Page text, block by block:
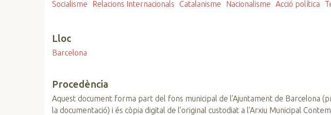
Socialisme Relacions Internacionals Catalanisme Nacionalisme Acció política
Lloc
Barcelona
Procedència
Aquest document forma part del fons municipal de l’Ajuntament de Barcelona
la documentació) i és còpia digital de l’original custodiat a l’Arxiu Municipal